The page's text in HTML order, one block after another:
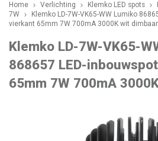
Home Verlichting Klemko LED spots
7W
Klemko LD-7W-VK65-WW Lumiko
vierkant 65mm 7W 700mA 3000K wit dimbaar
Klemko LD-7W-VK65-
868657 LED-
65mm 7W 700mA